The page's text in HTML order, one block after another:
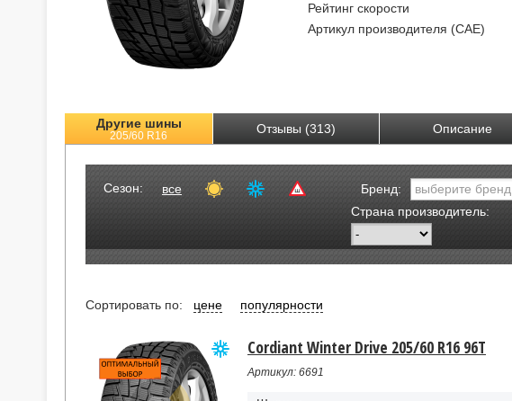
Рейтинг скорости
Артикул производителя (CAE)
Другие шины
205/60 R16 Отзывы (313) Описание
Сезон: все
Бренд:
Страна производитель:
Сортировать по: цене популярности
Cordiant Winter Drive 205/60 R16 96T
Артикул: 6691